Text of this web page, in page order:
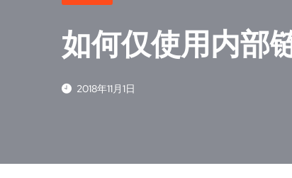
如何仅使用内部
2018年11月1日